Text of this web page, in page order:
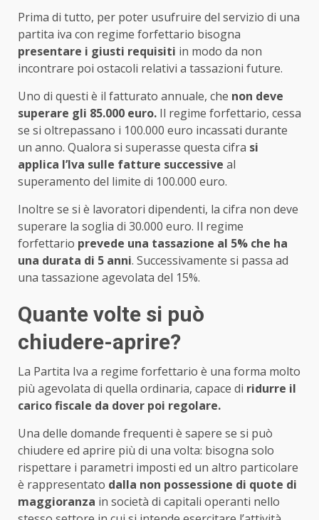
Prima di tutto, per poter usufruire del servizio di una
partita iva con regime forfettario bisogna
presentare i giusti requisiti in modo da non
incontrare poi ostacoli relativi a tassazioni future.
Uno di questi è il fatturato annuale, che non deve
superare gli 85.000 euro. Il regime forfettario, cessa
se si oltrepassano i 100.000 euro incassati durante
un anno. Qualora si superasse questa cifra si
applica l’Iva sulle fatture successive al
superamento del limite di 100.000 euro.
Inoltre se si è lavoratori dipendenti, la cifra non deve
superare la soglia di 30.000 euro. Il regime
forfettario prevede una tassazione al 5% che ha
una durata di 5 anni. Successivamente si passa ad
una tassazione agevolata del 15%.
Quante volte si può
chiudere-aprire?
La Partita Iva a regime forfettario è una forma molto
più agevolata di quella ordinaria, capace di ridurre il
carico fiscale da dover poi regolare.
Una delle domande frequenti è sapere se si può
chiudere ed aprire più di una volta: bisogna solo
rispettare i parametri imposti ed un altro particolare
è rappresentato dalla non possessione di quote di
maggioranza in società di capitali operanti nello